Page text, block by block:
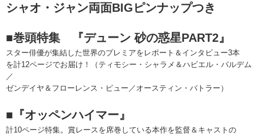
シャオ・ジャン両面BIGピンナップつき
■巻頭特集 『デューン 砂の惑星PART2』
スター俳優が集結した世界のプレミアをレポート＆インタビュー3本
を計12ページでお届け！（ティモシー・シャラメ＆ハビエル・バルデム
／
ゼンデイヤ＆フローレンス・ピュー／オースティン・バトラー）
■『オッペンハイマー』
計10ページ特集。賞レースを席巻している本作を監督＆キャストの